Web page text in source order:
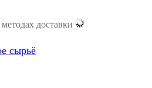
доставки
сырьё